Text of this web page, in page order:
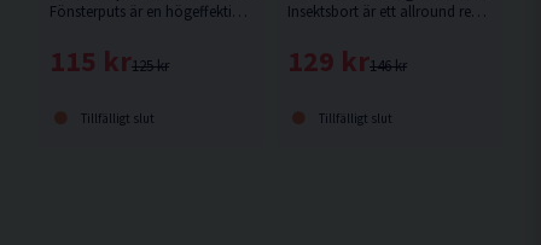
Fönsterputs är en högeffektiv fönsterrengöring för alla typer av glas och speglar.
125 kr
115 kr
Tillfälligt slut
Insektsbort är ett allround rengöringsmedel som framförallt avlägsnar fasttorkade insekter men är även mycket effektiv på sav, kåda, sot och gräs.
146 kr
129 kr
Tillfälligt slut